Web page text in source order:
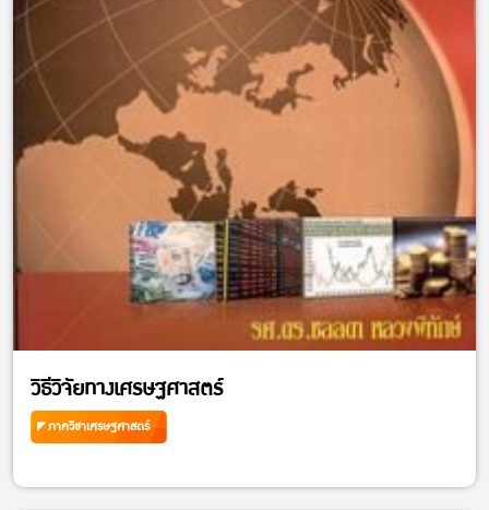
วิธีวิจัยทางเศรษฐศาสตร์
ภาควิชาเศรษฐศาสตร์